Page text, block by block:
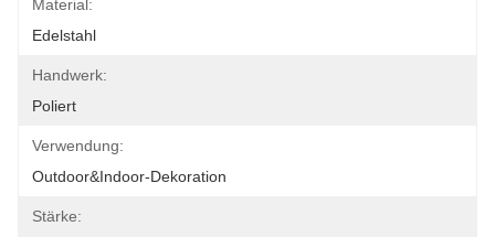
Material:
Edelstahl
Handwerk:
Poliert
Verwendung:
Outdoor&indoor-Dekoration
Stärke: